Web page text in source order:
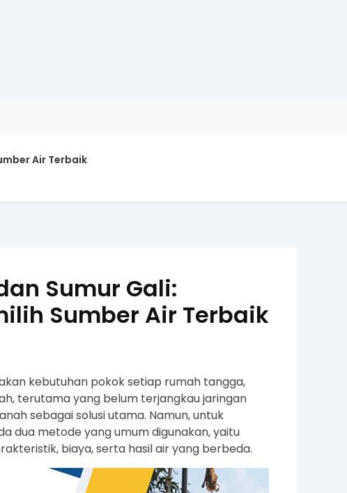
Air Terbaik
Sumur Gali:
Sumber Air Terbaik
kebutuhan pokok setiap rumah tangga,
terutama yang belum terjangkau jaringan
sebagai solusi utama. Namun, untuk
dua metode yang umum digunakan, yaitu
biaya, serta hasil air yang berbeda.